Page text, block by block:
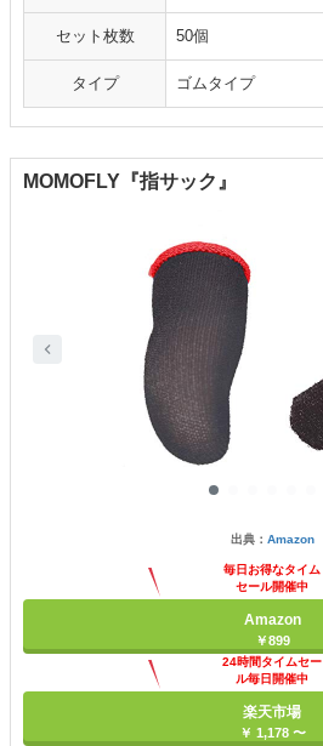
セット枚数 50個
タイプ ゴムタイプ
MOMOFLY『指サック』
出典： Amazon
毎日お得なタイム
セール開催中
Amazon
￥899
24時間タイムセー
ル毎日開催中
楽天市場
￥ 1,178 〜